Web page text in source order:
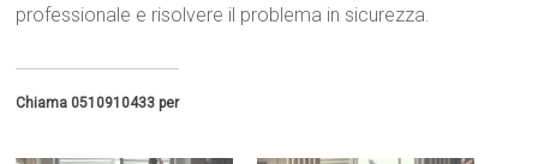
professionale e risolvere il problema in sicurezza.
Chiama 0510910433 per